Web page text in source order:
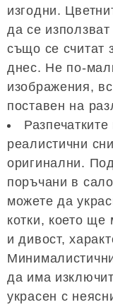
изгодни.
да се
също се считат
днес. Не по-
изображения,
поставен на
реалистични
оригинални.
поръчани в
можете да
котки, което ще
и дивост,
да има
украсен с